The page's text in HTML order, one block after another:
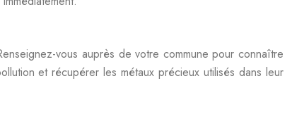
vous auprès de votre commune pour connaître
et récupérer les métaux précieux utilisés dans leur